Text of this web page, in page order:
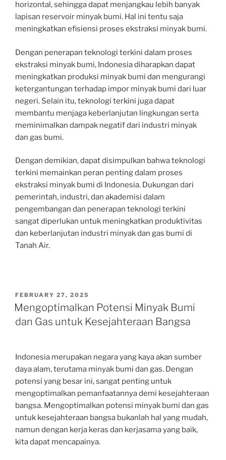
horizontal, sehingga dapat menjangkau lebih banyak
lapisan reservoir minyak bumi. Hal ini tentu saja
meningkatkan efisiensi proses ekstraksi minyak bumi.
Dengan penerapan teknologi terkini dalam proses
ekstraksi minyak bumi, Indonesia diharapkan dapat
meningkatkan produksi minyak bumi dan mengurangi
ketergantungan terhadap impor minyak bumi dari luar
negeri. Selain itu, teknologi terkini juga dapat
membantu menjaga keberlanjutan lingkungan serta
meminimalkan dampak negatif dari industri minyak
dan gas bumi.
Dengan demikian, dapat disimpulkan bahwa teknologi
terkini memainkan peran penting dalam proses
ekstraksi minyak bumi di Indonesia. Dukungan dari
pemerintah, industri, dan akademisi dalam
pengembangan dan penerapan teknologi terkini
sangat diperlukan untuk meningkatkan produktivitas
dan keberlanjutan industri minyak dan gas bumi di
Tanah Air.
POSTED
ON
FEBRUARY 27, 2025
Mengoptimalkan Potensi Minyak Bumi
dan Gas untuk Kesejahteraan Bangsa
Indonesia merupakan negara yang kaya akan sumber
daya alam, terutama minyak bumi dan gas. Dengan
potensi yang besar ini, sangat penting untuk
mengoptimalkan pemanfaatannya demi kesejahteraan
bangsa. Mengoptimalkan potensi minyak bumi dan gas
untuk kesejahteraan bangsa bukanlah hal yang mudah,
namun dengan kerja keras dan kerjasama yang baik,
kita dapat mencapainya.